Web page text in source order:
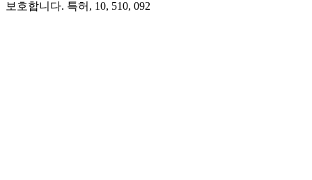
보호합니다. 특허, 10, 510, 092